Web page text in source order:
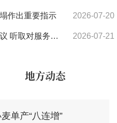
2026-07-20
作出重要指示
2026-07-21
李强主持召开国务院常务会议 听取对服务业扩能提质和“六张网”规划建设督查情况汇报等
地方动态
单产“八连增”